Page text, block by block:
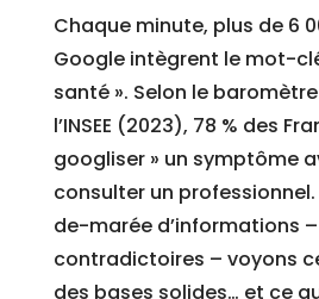
Chaque minute, plus de 6
Google intègrent le mot-
santé ». Selon le
l’INSEE (2023), 78 % des
googliser » un symptôme
consulter un
de-marée d’informations
contradictoires – voyons
des bases solides… et ce